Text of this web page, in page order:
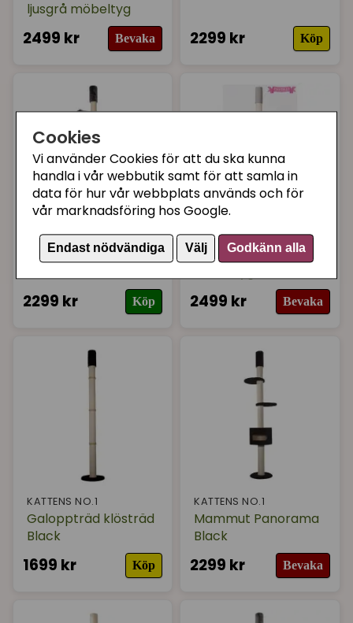
Cookies
Vi använder Cookies för att du ska kunna
handla i vår webbutik samt för att samla in
data för hur vår webbplats används och för
vår marknadsföring hos Google.
Endast nödvändiga Välj Godkänn alla
ljusgrå möbeltyg
2499 kr Bevaka 2299 kr Köp
KATTENS NO.1
Eiffel klösträd Grey
2299 kr Köp
KATTENS NO.1
Eiffel klösträd ljusgrå
2499 kr Bevaka
KATTENS NO.1
Galoppträd klösträd
Black
1699 kr Köp
KATTENS NO.1
Mammut Panorama
Black
2299 kr Bevaka